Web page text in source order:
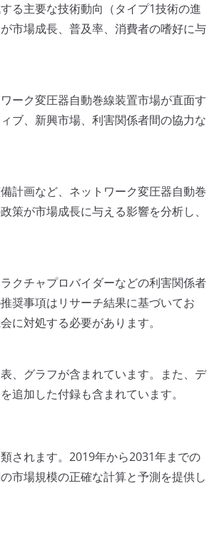
る主要な技術動向（タイプ1技術の進
市場成長、普及率、消費者の嗜好に与
ーク変圧器自動巻線装置市場が直面す
ブ、新興市場、利害関係者間の協力な
計画など、ネットワーク変圧器自動巻
が市場成長に与える影響を分析し、
クチャプロバイダーなどの利害関係者
奨事項はリサーチ結果に基づいてお
に対処する必要があります。
、グラフが含まれています。また、デ
追加した付録も含まれています。
されます。2019年から2031年までの
市場規模の正確な計算と予測を提供し